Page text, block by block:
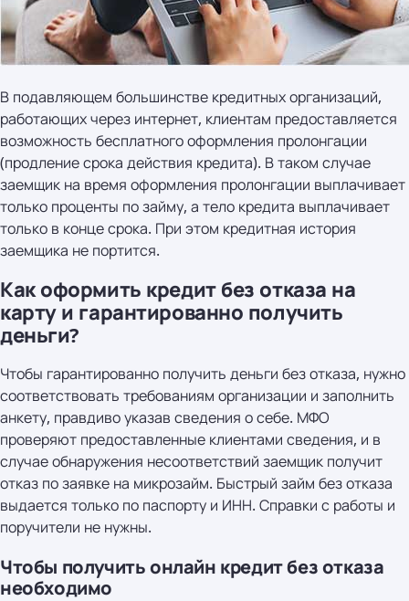
В подавляющем большинстве кредитных организаций,
работающих через интернет, клиентам предоставляется
возможность бесплатного оформления пролонгации
(продление срока действия кредита). В таком случае
заемщик на время оформления пролонгации выплачивает
только проценты по займу, а тело кредита выплачивает
только в конце срока. При этом кредитная история
заемщика не портится.
Как оформить кредит без отказа на
карту и гарантированно получить
деньги?
Чтобы гарантированно получить деньги без отказа, нужно
соответствовать требованиям организации и заполнить
анкету, правдиво указав сведения о себе. МФО
проверяют предоставленные клиентами сведения, и в
случае обнаружения несоответствий заемщик получит
отказ по заявке на микрозайм. Быстрый займ без отказа
выдается только по паспорту и ИНН. Справки с работы и
поручители не нужны.
Чтобы получить онлайн кредит без отказа
необходимо